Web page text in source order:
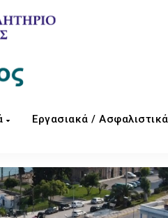
Εργασιακά / Ασφαλιστικά